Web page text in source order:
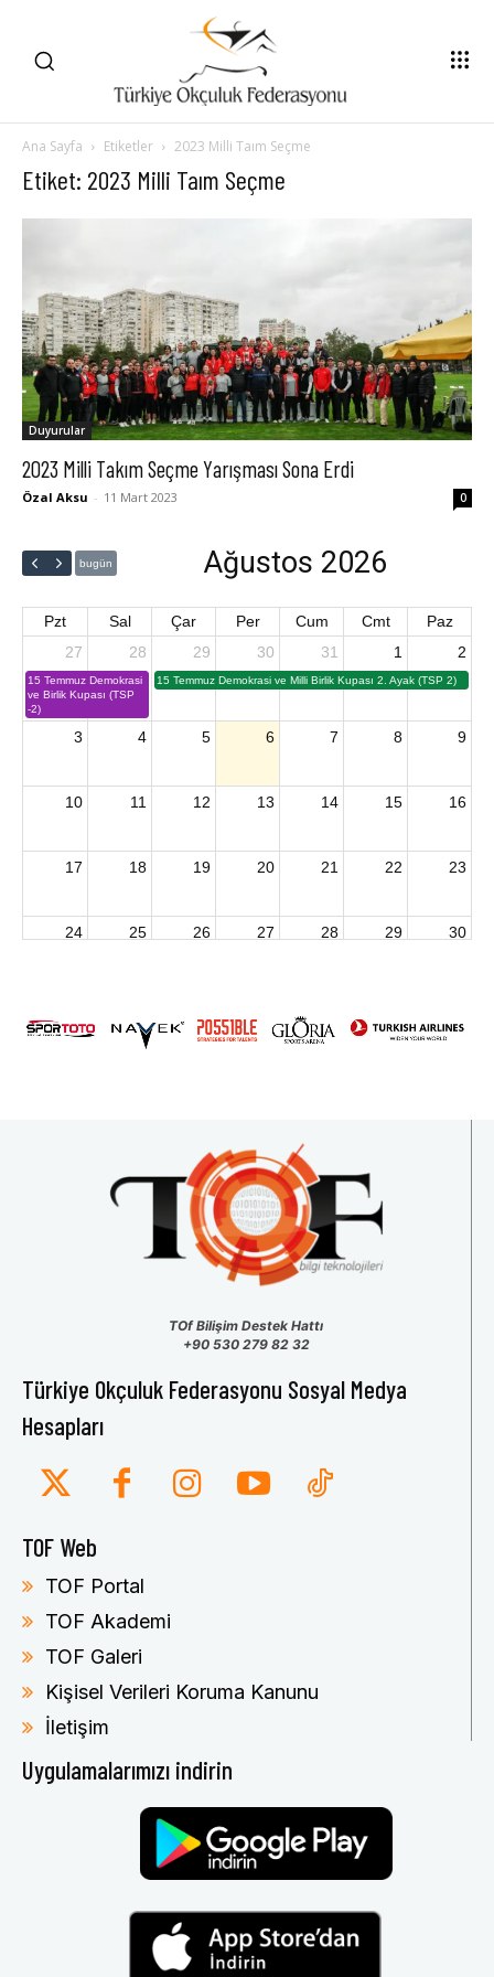
Ana Sayfa Etiketler 2023 Milli Taım Seçme
Etiket: 2023 Milli Taım Seçme
Duyurular
2023 Milli Takım Seçme Yarışması Sona Erdi
Özal Aksu - 11 Mart 2023 0
bugün Ağustos 2026
Pzt Sal Çar Per Cum Cmt
Paz
27
15 Temmuz Demokrasi
ve Birlik Kupası (TSP
-2)
28 29
15 Temmuz Demokrasi ve Milli Birlik Kupası 2. Ayak (TSP 2)
30 31 1 2
3 4 5 6 7 8 9
10 11 12 13 14 15 16
17 18 19 20 21 22 23
24 25 26 27 28 29 30
TOf Bilişim Destek Hattı
+90 530 279 82 32
Türkiye Okçuluk Federasyonu Sosyal Medya
Hesapları
TOF Web
TOF Portal
TOF Akademi
TOF Galeri
Kişisel Verileri Koruma Kanunu
İletişim
Uygulamalarımızı indirin